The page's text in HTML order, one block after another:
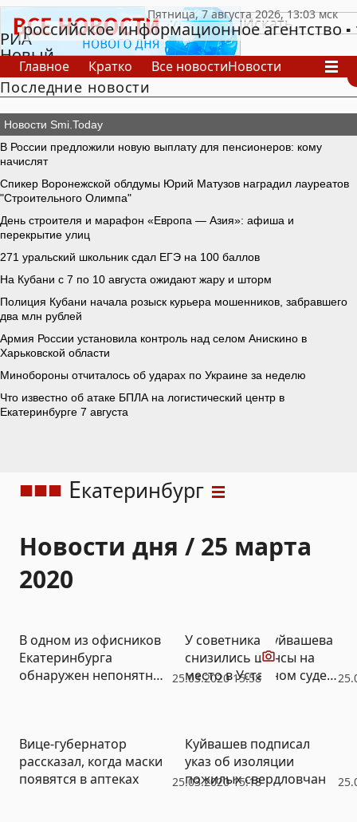
РИА
Новый
День
российское информационное агентство
Главное Кратко Все новостиНовости
В России
В мире
СпецпроектыПроекты Архив
Последние новости
Екатеринбург
Новости дня / 25 марта
2020
25.03.2020 15:58
В одном из офисников
Екатеринбурга
обнаружен непонятный
Видео
У советника Куйвашева
снизились шансы на
место в Уставном суде –
25.03.2020 15:18
Вице-губернатор
рассказал, когда маски
появятся в аптеках
Куйвашев подписал
указ об изоляции
пожилых свердловчан